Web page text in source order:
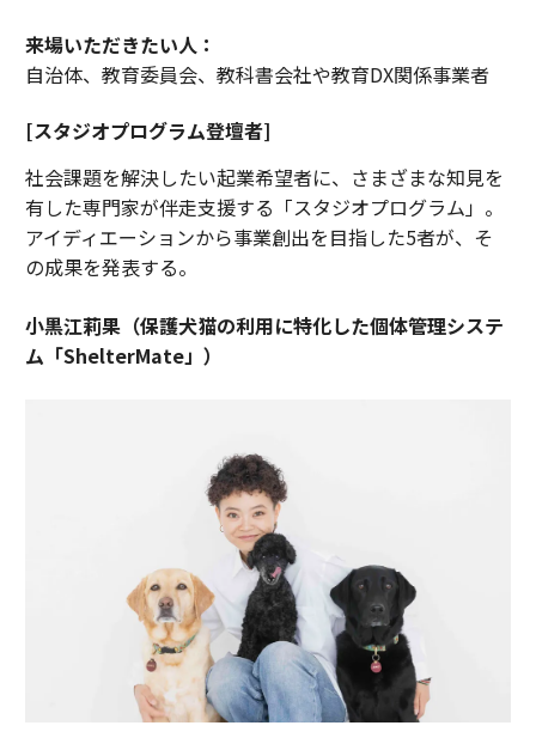
来場いただきたい人：
自治体、教育委員会、教科書会社や教育DX関係事業者
[スタジオプログラム登壇者]
社会課題を解決したい起業希望者に、さまざまな知見を
有した専門家が伴走支援する「スタジオプログラム」。
アイディエーションから事業創出を目指した5者が、そ
の成果を発表する。
小黒江莉果（保護犬猫の利用に特化した個体管理システ
ム「ShelterMate」）